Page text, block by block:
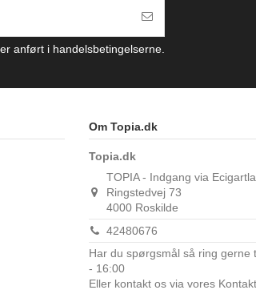
anført i handelsbetingelserne.
Om Topia.dk
Topia.dk
TOPIA - Indgang via
Ringstedvej 73
4000 Roskilde
42480676
Har du spørgsmål så ring gerne
- 16:00
Eller kontakt os via vores